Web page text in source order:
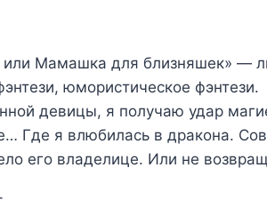
Мамашка для близняшек» —
юмористическое фэнтези.
девицы, я получаю удар
Где я влюбилась в дракона.
его владелице. Или не